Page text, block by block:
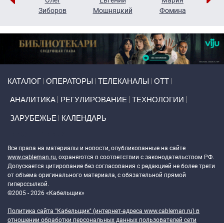
Зиборов
Мошняцкий
Фомина
КАТАЛОГ ОПЕРАТОРЫ ТЕЛЕКАНАЛЫ ОТТ
АНАЛИТИКА РЕГУЛИРОВАНИЕ ТЕХНОЛОГИИ
ЗАРУБЕЖЬЕ КАЛЕНДАРЬ
Все права на материалы и новости, опубликованные на сайте
www.cableman.ru, охраняются в соответствии с законодательством РФ.
Допускается цитирование без согласования с редакцией не более трети
от объема оригинального материала, с обязательной прямой
гиперссылкой.
©2005 - 2026 «Кабельщик»
Политика сайта "Кабельщик" (интернет-адреса www.cableman.ru) в
отношении обработки персональных данных пользователей сети